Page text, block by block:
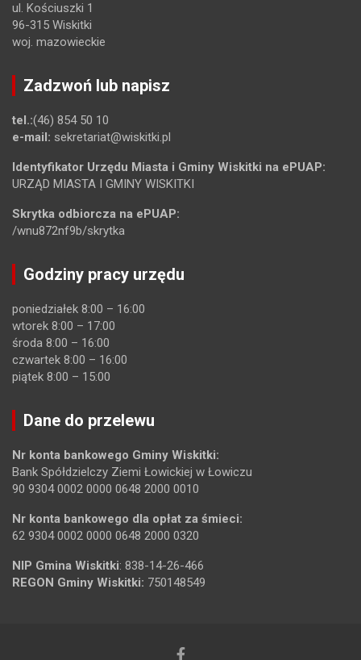
ul. Kościuszki 1
96-315 Wiskitki
woj. mazowieckie
Zadzwoń lub napisz
tel.:(46) 854 50 10
e-mail: sekretariat@wiskitki.pl
Identyfikator Urzędu Miasta i Gminy Wiskitki na ePUAP:
URZĄD MIASTA I GMINY WISKITKI
Skrytka odbiorcza na ePUAP:
/wnu872nf9b/skrytka
Godziny pracy urzędu
poniedziałek 8:00 – 16:00
wtorek 8:00 – 17:00
środa 8:00 – 16:00
czwartek 8:00 – 16:00
piątek 8:00 – 15:00
Dane do przelewu
Nr konta bankowego Gminy Wiskitki:
Bank Spółdzielczy Ziemi Łowickiej w Łowiczu
90 9304 0002 0000 0648 2000 0010
Nr konta bankowego dla opłat za śmieci:
62 9304 0002 0000 0648 2000 0320
NIP Gmina Wiskitki: 838-14-26-466
REGON Gminy Wiskitki: 750148549